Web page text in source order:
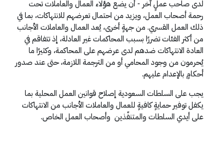
لدى صاحب عملٍ آخر - أن يضع هؤلاء العمال والعاملات تحت
رحمة أصحاب العمل، ويزيد من احتمال تعرضهم للانتهاكات، بما في
ذلك العمل القسري. من جهةٍ أخرى، يُعد العمال والعاملات الأجانب
من أكثر الفئات تضررًا بسبب المحاكمات غير العادلة، إذ تتفاقم في
العادة الانتهاكات ضدهم لدى عرضهم على المحاكمة، وكثيرًا ما
يُحرمون من وجود المحامي أو من الترجمة اللازمة، حتى عند صدور
أحكامٍ بالإعدام عليهم.
يجب على السلطات السعودية إصلاح قوانين العمل المحلية بما
يكفل توفير حمايةٍ كافيةٍ للعمال والعاملات الأجانب من الانتهاكات
على أيدي السلطات والمتنفّذين وأصحاب العمل الخاص.